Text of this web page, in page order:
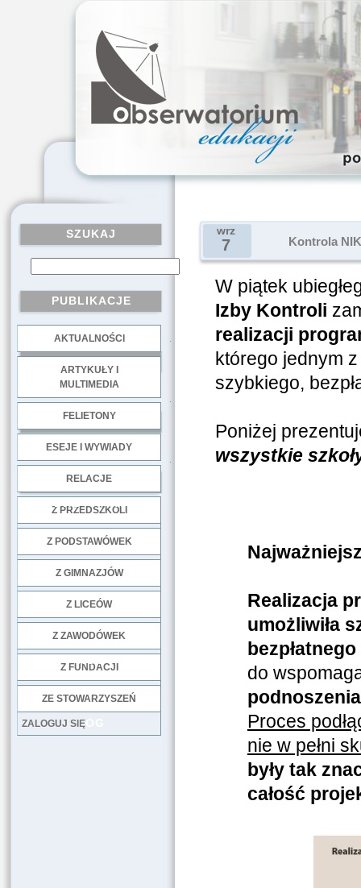
SZUKAJ
PUBLIKACJE
AKTUALNOŚCI
ARTYKUŁY I
MULTIMEDIA
FELIETONY
ESEJE I WYWIADY
RELACJE
Z PRZEDSZKOLI
Z PODSTAWÓWEK
Z GIMNAZJÓW
Z LICEÓW
Z ZAWODÓWEK
Z FUNDACJI
ZE STOWARZYSZEŃ
LOG
ZALOGUJ SIĘ
wrz
7 Kontrola
W piątek
Izby Kontroli
realizacji p
którego jednym
szybkiego,
Poniżej
wszystkie
Realizacja
umożliwiła
do
Proces
nie w pełni
były tak
całość